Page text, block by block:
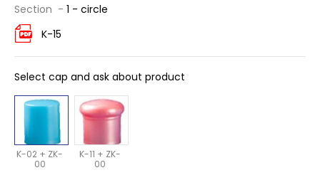
Section - 1 - circle
K-15
Select cap and ask about product
K-02 + ZK-
00
K-11 + ZK-
00